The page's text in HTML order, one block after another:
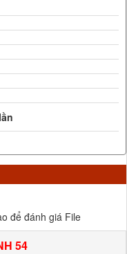
lần
để đánh giá File
54